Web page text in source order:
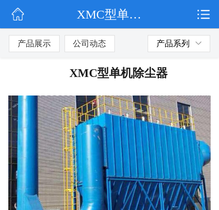
公司简介
联系我们
XMC型单机除尘器
产品展示 公司动态 产品系列
XMC型单机除尘器